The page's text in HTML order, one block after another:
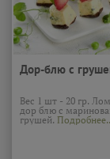
Дор-блю с
Вес 1 шт - 20 гр.
дор блю с
грушей.